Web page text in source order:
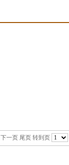
下一页 尾页 转到页